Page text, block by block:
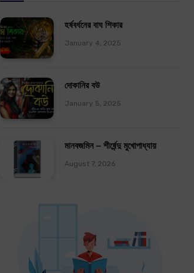
হর্ষবর্ধনের বাঘ শিকার
January 4, 2025
দোকানির বউ
January 5, 2025
মানবজমিন – শীর্ষেন্দু মুখোপাধ্যায়
August 7, 2026